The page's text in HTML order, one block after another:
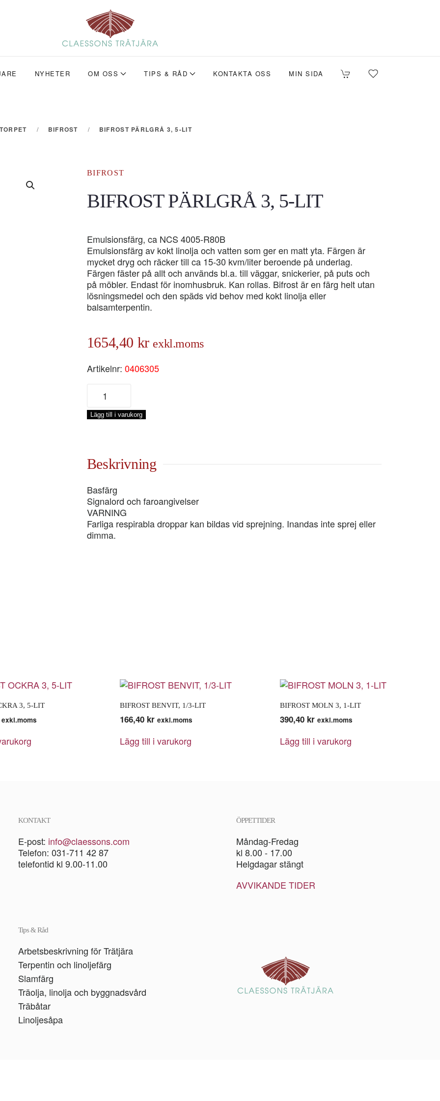
NYHETER OM OSS TIPS & RÅD KONTAKTA OSS MIN SIDA
BIFROST BIFROST PÄRLGRÅ 3, 5-LIT
BIFROST
BIFROST PÄRLGRÅ 3, 5-LIT
Emulsionsfärg, ca NCS 4005-R80B
Emulsionsfärg av kokt linolja och vatten som ger en matt yta. Färgen är
mycket dryg och räcker till ca 15-30 kvm/liter beroende på underlag.
Färgen fäster på allt och används bl.a. till väggar, snickerier, på puts och
på möbler. Endast för inomhusbruk. Kan rollas. Bifrost är en färg helt utan
lösningsmedel och den späds vid behov med kokt linolja eller
balsamterpentin.
1654,40 kr exkl.moms
Artikelnr: 0406305
BIFROST
PÄRLGRÅ
3,
5-
Lägg till i varukorg
Beskrivning
Basfärg
Signalord och faroangivelser
VARNING
Farliga respirabla droppar kan bildas vid sprejning. Inandas inte sprej eller
dimma.
3, 5-LIT
exkl.moms
BIFROST BENVIT, 1/3-LIT
166,40 kr exkl.moms
Lägg till i varukorg
BIFROST MOLN 3, 1-LIT
390,40 kr exkl.moms
Lägg till i varukorg
KONTAKT
E-post: info@claessons.com
Telefon: 031-711 42 87
telefontid kl 9.00-11.00
ÖPPETTIDER
Måndag-Fredag
kl 8.00 - 17.00
Helgdagar stängt
AVVIKANDE TIDER
Tips & Råd
Arbetsbeskrivning för Trätjära
Terpentin och linoljefärg
Slamfärg
Träolja, linolja och byggnadsvård
Träbåtar
Linoljesåpa